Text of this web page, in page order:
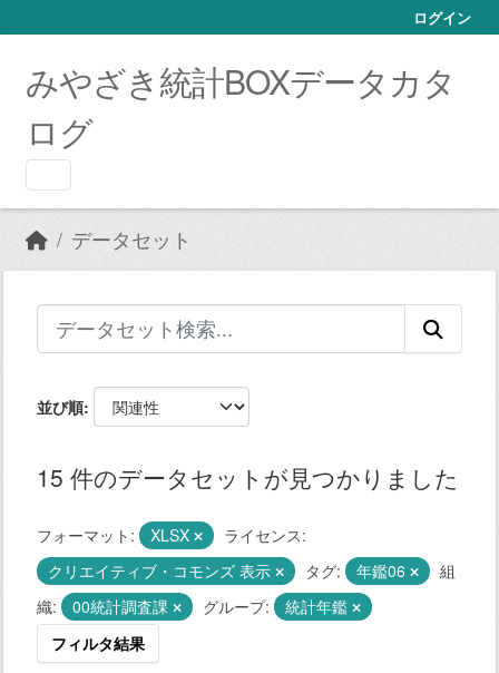
ログイン
みやざき統計BOXデータカタ
ログ
データセット
並び順
15 件のデータセットが見つかりました
フォーマット: XLSX
ライセンス:
クリエイティブ・コモンズ 表示
タグ: 年鑑06
組
織:
00統計調査課 グループ:
統計年鑑
フィルタ結果